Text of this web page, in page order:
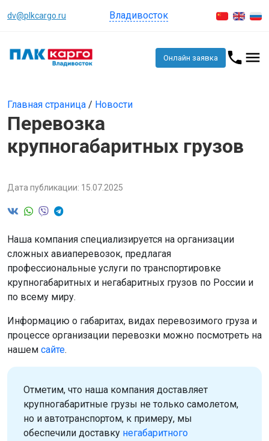
dv@plkcargo.ru Владивосток
Онлайн заявка
Главная страница / Новости
Перевозка
крупногабаритных грузов
Дата публикации: 15.07.2025
Наша компания специализируется на организации
сложных авиаперевозок, предлагая
профессиональные услуги по транспортировке
крупногабаритных и негабаритных грузов по России и
по всему миру.
Информацию о габаритах, видах перевозимого груза и
процессе организации перевозки можно посмотреть на
нашем сайте.
Отметим, что наша компания доставляет
крупногабаритные грузы не только самолетом,
но и автотранспортом, к примеру, мы
обеспечили доставку негабаритного